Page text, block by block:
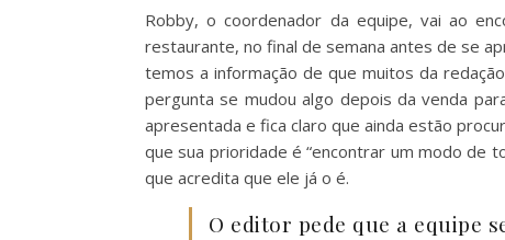
Robby, o coordenador da equipe, vai ao
restaurante, no final de semana antes de se
temos a informação de que muitos da
pergunta se mudou algo depois da venda
apresentada e fica claro que ainda estão
que sua prioridade é “encontrar um modo de
que acredita que ele já o é.
O editor pede que a equipe